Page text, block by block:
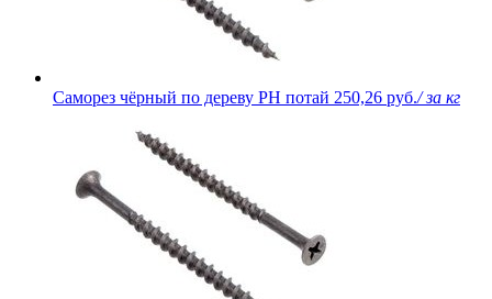
Саморез чёрный по дереву PH потай 250,26 руб./ за кг